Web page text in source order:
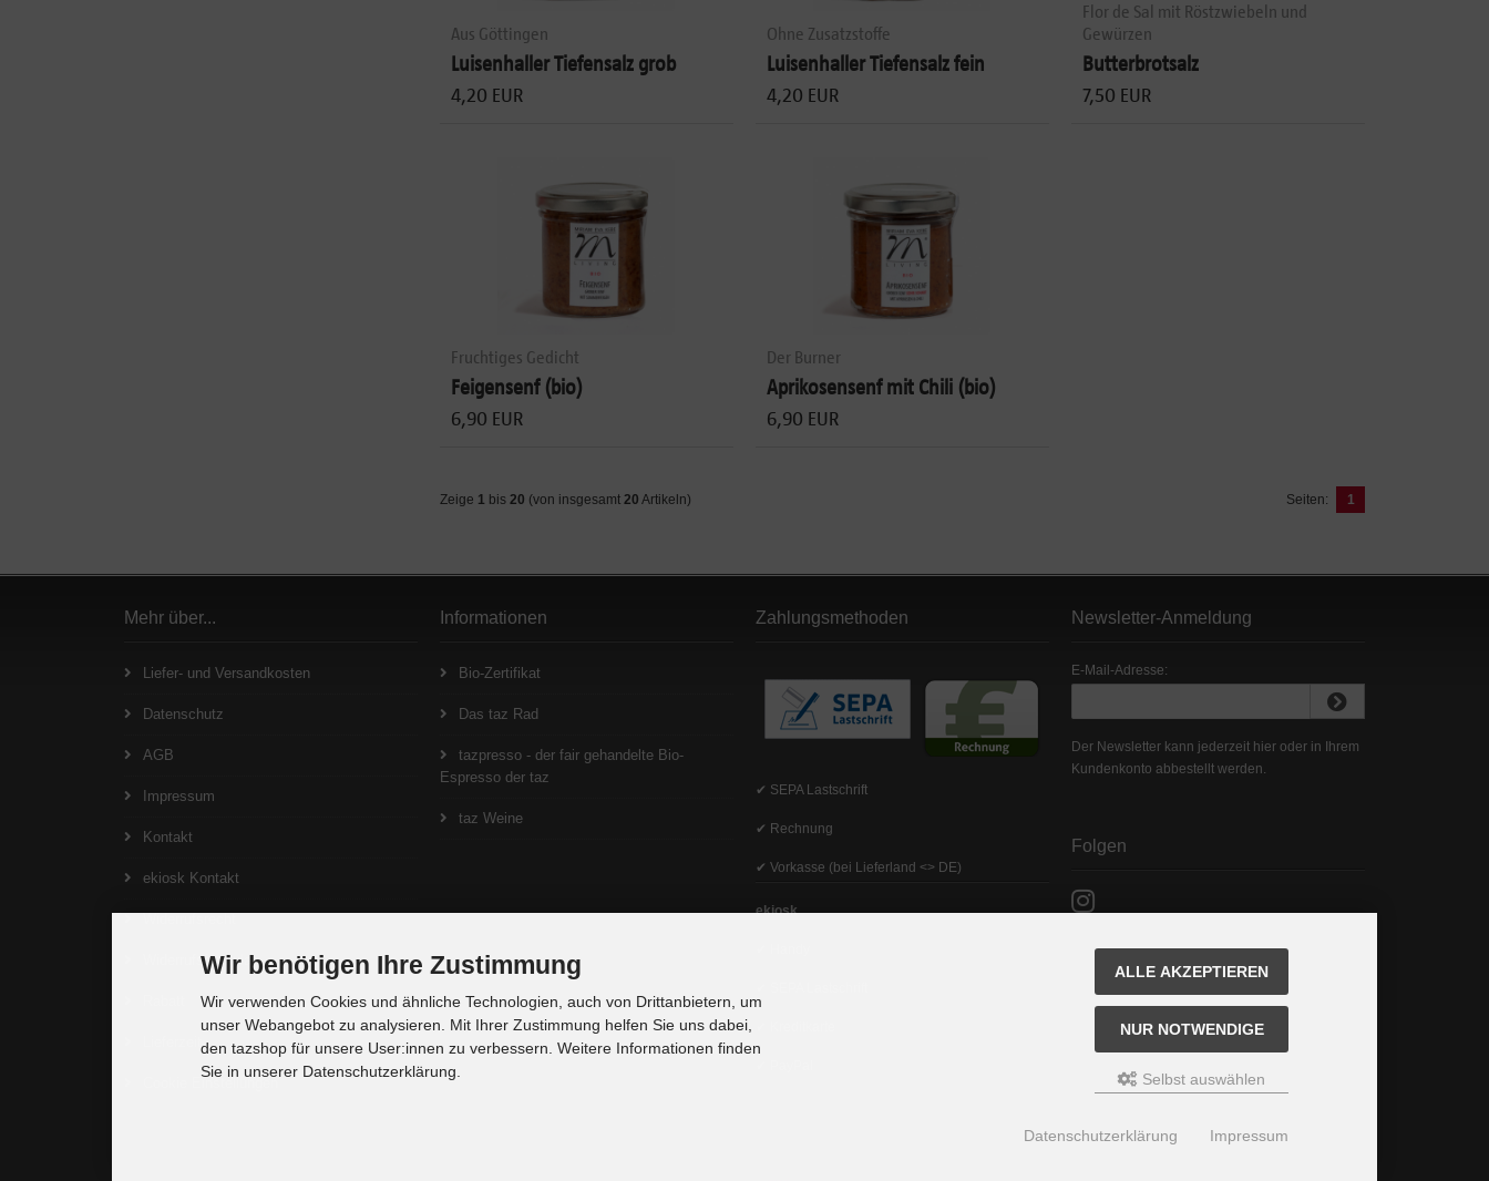
Aus Göttingen
Luisenhaller Tiefensalz grob
4,20 EUR
Ohne Zusatzstoffe
Luisenhaller Tiefensalz fein
4,20 EUR
Flor de Sal mit Röstzwiebeln und
Gewürzen
Butterbrotsalz
7,50 EUR
Fruchtiges Gedicht
Feigensenf (bio)
6,90 EUR
Der Burner
Aprikosensenf mit Chili (bio)
6,90 EUR
Zeige 1 bis 20 (von insgesamt 20 Artikeln) Seiten: 1
Mehr über...
Liefer- und Versandkosten
Datenschutz
AGB
Impressum
Kontakt
ekiosk Kontakt
Widerrufsformular
Informationen
Bio-Zertifikat
Das taz Rad
tazpresso - der fair gehandelte Bio-
Espresso der taz
taz Weine
Zahlungsmethoden
✔ SEPA Lastschrift
✔ Rechnung
✔ Vorkasse (bei Lieferland <> DE)
ekiosk
Newsletter-Anmeldung
E-Mail-Adresse:
Der Newsletter kann jederzeit hier oder in Ihrem
Kundenkonto abbestellt werden.
Folgen
Wir benötigen Ihre Zustimmung
Wir verwenden Cookies und ähnliche Technologien, auch von Drittanbietern, um
unser Webangebot zu analysieren. Mit Ihrer Zustimmung helfen Sie uns dabei,
den tazshop für unsere User:innen zu verbessern. Weitere Informationen finden
Sie in unserer Datenschutzerklärung.
ALLE AKZEPTIEREN
NUR NOTWENDIGE
Selbst auswählen
Datenschutzerklärung Impressum